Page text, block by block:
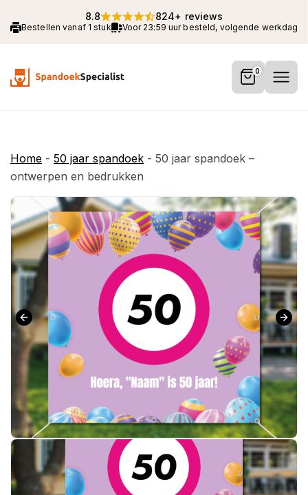
Bestellen vanaf 1 stuk Voor 23:59 uur besteld, volgende werkdag
8.8 824+ reviews
0
Home - 50 jaar spandoek - 50 jaar spandoek –
ontwerpen en bedrukken